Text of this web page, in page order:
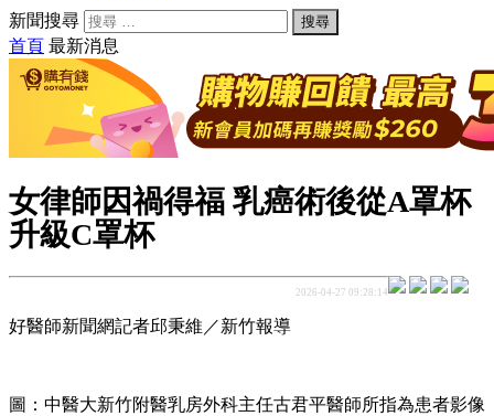
新聞搜尋
首頁 最新消息
女律師因禍得福 乳癌術後從A罩杯
升級C罩杯
2026-04-27 09:28:14
好醫師新聞網記者邱秉維／新竹報導
圖：中醫大新竹附醫乳房外科主任古君平醫師所指為患者影像